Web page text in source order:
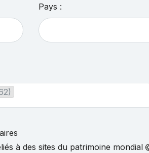
Pays :
à des sites du patrimoine mondial